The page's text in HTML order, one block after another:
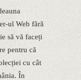
ul Web fără
să vă faceți
pentru că
cu cât
În